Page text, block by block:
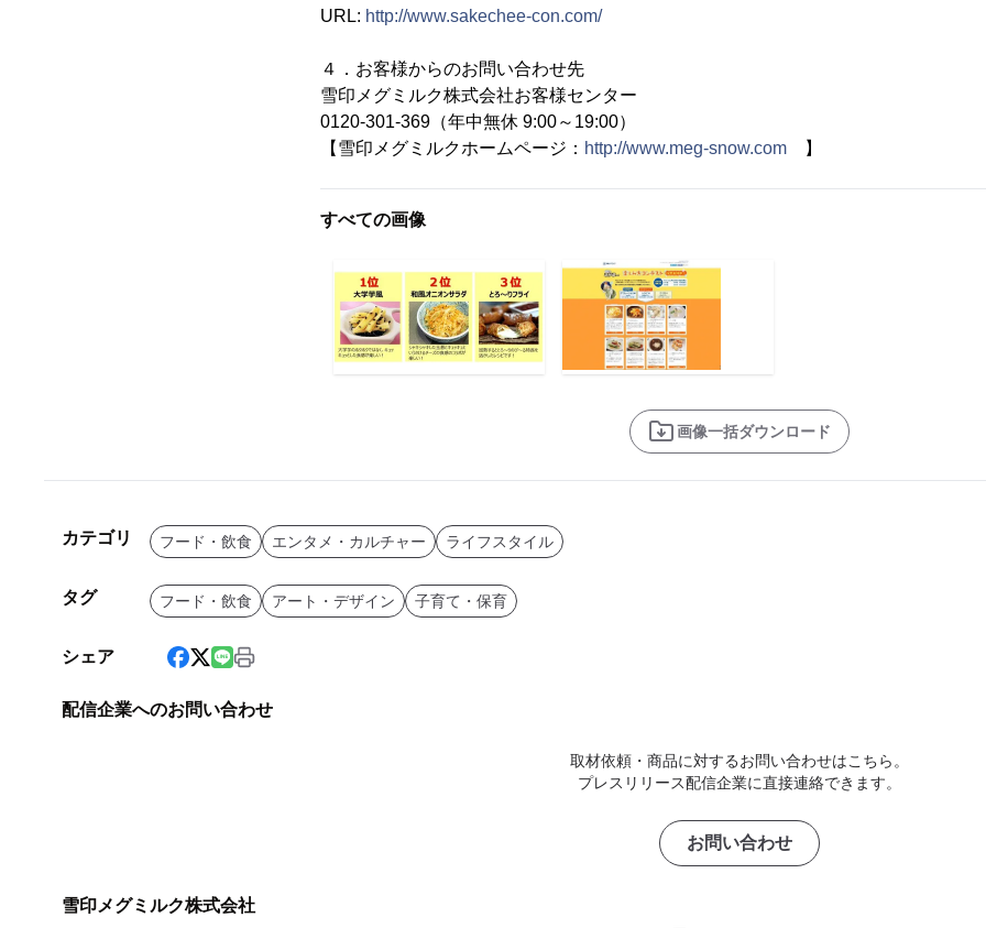
URL: http://www.sakechee-con.com/
４．お客様からのお問い合わせ先
雪印メグミルク株式会社お客様センター
0120-301-369（年中無休 9:00～19:00）
【雪印メグミルクホームページ： http://www.meg-snow.com 】
すべての画像
画像一括ダウンロード
カテゴリ フード・飲食 エンタメ・カルチャー ライフスタイル
タグ フード・飲食 アート・デザイン 子育て・保育
シェア
配信企業へのお問い合わせ
取材依頼・商品に対するお問い合わせはこちら。
プレスリリース配信企業に直接連絡できます。
お問い合わせ
雪印メグミルク株式会社